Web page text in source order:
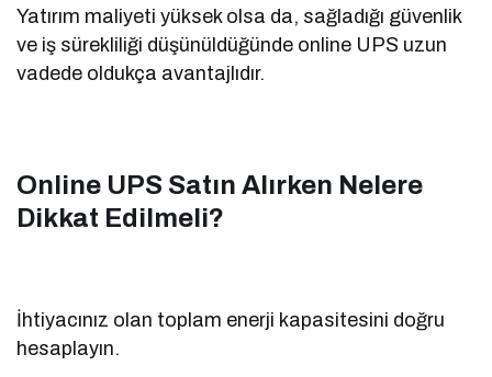
Yatırım maliyeti yüksek olsa da, sağladığı güvenlik
ve iş sürekliliği düşünüldüğünde online UPS uzun
vadede oldukça avantajlıdır.
Online UPS Satın Alırken Nelere
Dikkat Edilmeli?
İhtiyacınız olan toplam enerji kapasitesini doğru
hesaplayın.